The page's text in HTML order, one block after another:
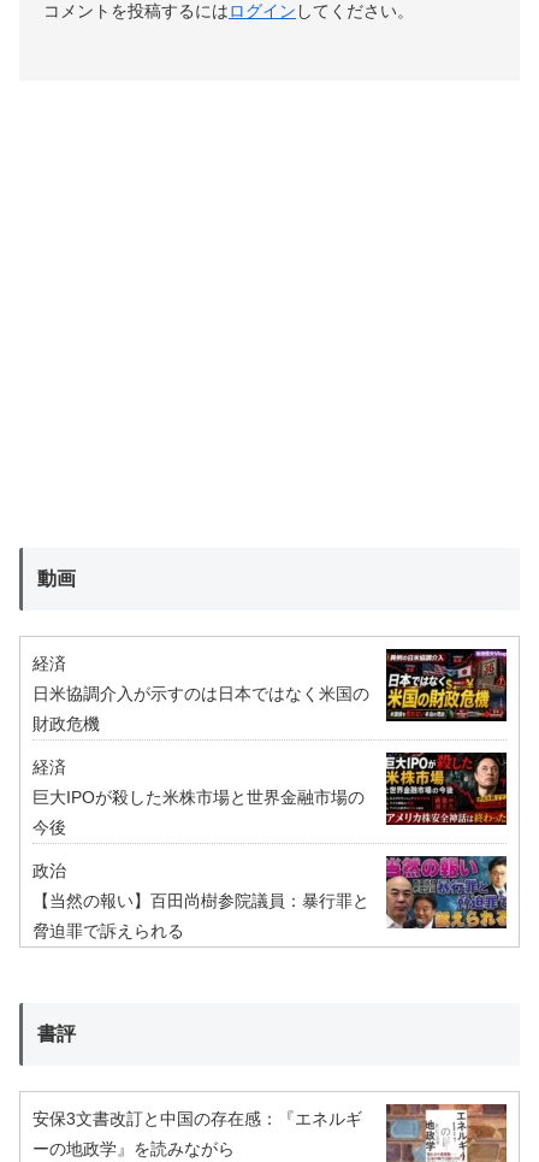
コメントを投稿するにはログイン してください。
動画
経済
日米協調介入が示すのは日本ではなく米国の
財政危機
経済
巨大IPOが殺した米株市場と世界金融市場の
今後
政治
【当然の報い】百田尚樹参院議員：暴行罪と
脅迫罪で訴えられる
書評
安保3文書改訂と中国の存在感：『エネルギ
ーの地政学』を読みながら